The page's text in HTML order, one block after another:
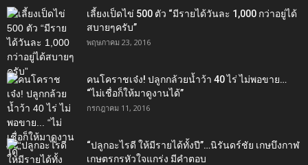
เลี้ยงเป็ดไข่ 500 ตัว “มีรายได้วันละ 1,000 กว่าอยู่ได้
สบายๆครับ”
พฤษภาคม 23, 2016
คนโคราชเจ๋ง! ปลูกกล้วยน้ำว้า 40 ไร่ ไม่พอขาย…
“ไม่เชื่อก็ให้มาดูงานได้”‬
กรกฎาคม 11, 2016
“ปลูกอะไรดี ให้มีรายได้ทั้งปี”…นิรันดร์ชัย เกษบึงกาฬ
เกษตรกรหัวใจแกร่ง มีคำตอบ